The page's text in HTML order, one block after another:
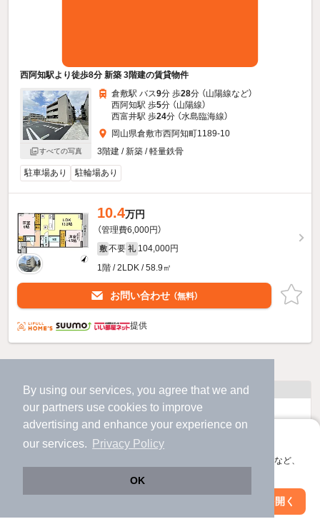
By using our services, you agree that we and
our partners use cookies to improve
advertising and enhance your experience on
our services.
Privacy Policy
OK
アプリに切り替えて、サクサクお部屋探し
会員登録なしですぐ使える。マップ検索やお気に入り保存など、
アプリを開く
西阿知駅より徒歩8分 新築 3階建の賃貸物件
すべての写真
倉敷駅 バス9分 歩28分 （山陽線など）
西阿知駅 歩5分 （山陽線）
西富井駅 歩24分 （水島臨海線）
岡山県倉敷市西阿知町1189-10
3階建 / 新築 / 軽量鉄骨
駐車場あり 駐輪場あり
10.4万円
（管理費6,000円）
敷 不要 礼 104,000円
1階 / 2LDK / 58.9㎡
お問い合わせ （無料）
提供
人気のこだわり条件
バス・トイレ別 2階以上
駐車場あり
エアコンあり 都市ガス
絞り込み条件を変更